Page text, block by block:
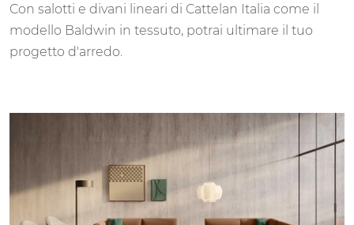
Con salotti e divani lineari di Cattelan Italia come il
modello Baldwin in tessuto, potrai ultimare il tuo
progetto d'arredo.